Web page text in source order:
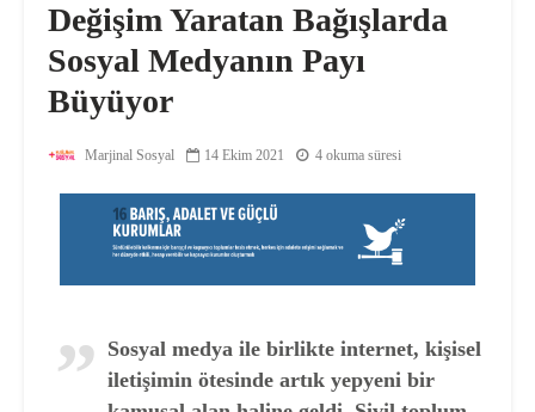
Değişim Yaratan Bağışlarda
Sosyal Medyanın Payı
Büyüyor
Marjinal Sosyal 14 Ekim 2021 4 okuma süresi
Sosyal medya ile birlikte internet, kişisel
iletişimin ötesinde artık yepyeni bir